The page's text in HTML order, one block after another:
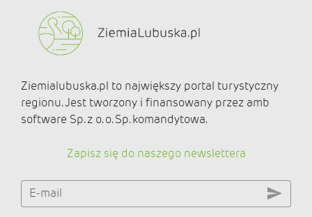
Ziemialubuska.pl to największy portal turystyczny
regionu. Jest tworzony i finansowany przez amb
software Sp. z o. o. Sp. komandytowa.
Zapisz się do naszego newslettera
E-mail